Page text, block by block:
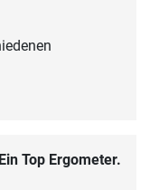
Top Ergometer.